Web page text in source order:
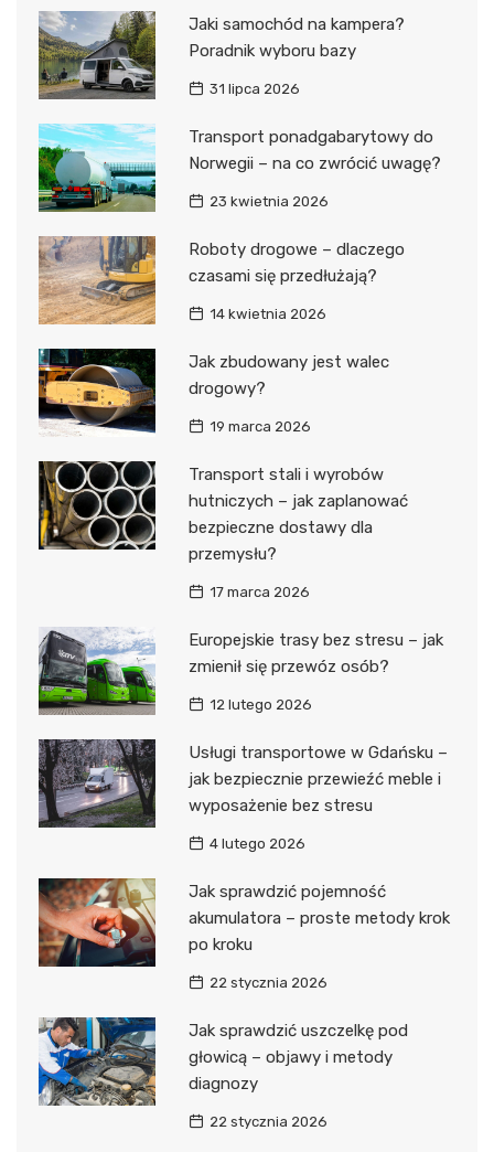
Jaki samochód na kampera?
Poradnik wyboru bazy
31 lipca 2026
Transport ponadgabarytowy do
Norwegii – na co zwrócić uwagę?
23 kwietnia 2026
Roboty drogowe – dlaczego
czasami się przedłużają?
14 kwietnia 2026
Jak zbudowany jest walec
drogowy?
19 marca 2026
Transport stali i wyrobów
hutniczych – jak zaplanować
bezpieczne dostawy dla
przemysłu?
17 marca 2026
Europejskie trasy bez stresu – jak
zmienił się przewóz osób?
12 lutego 2026
Usługi transportowe w Gdańsku –
jak bezpiecznie przewieźć meble i
wyposażenie bez stresu
4 lutego 2026
Jak sprawdzić pojemność
akumulatora – proste metody krok
po kroku
22 stycznia 2026
Jak sprawdzić uszczelkę pod
głowicą – objawy i metody
diagnozy
22 stycznia 2026